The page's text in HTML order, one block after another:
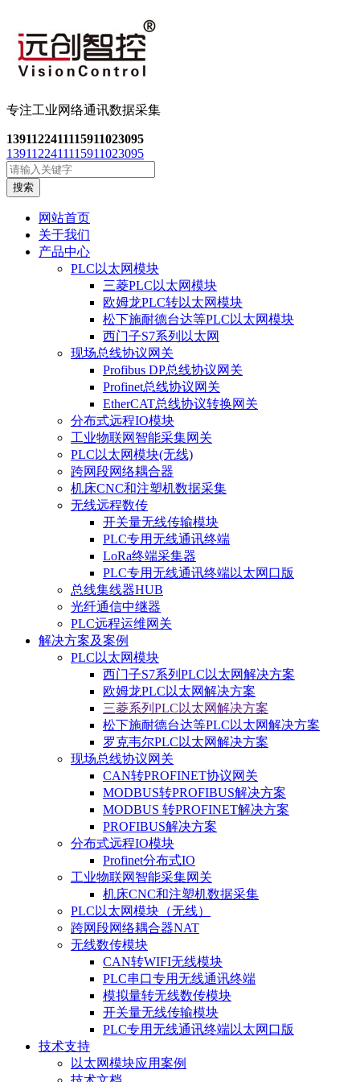
专注工业网络通讯数据采集
1391122411115911023095
1391122411115911023095
搜索
网站首页
关于我们
产品中心
PLC以太网模块
三菱PLC以太网模块
欧姆龙PLC转以太网模块
松下施耐德台达等PLC以太网模块
西门子S7系列以太网
现场总线协议网关
Profibus DP总线协议网关
Profinet总线协议网关
EtherCAT总线协议转换网关
分布式远程IO模块
工业物联网智能采集网关
PLC以太网模块(无线)
跨网段网络耦合器
机床CNC和注塑机数据采集
无线远程数传
开关量无线传输模块
PLC专用无线通讯终端
LoRa终端采集器
PLC专用无线通讯终端以太网口版
总线集线器HUB
光纤通信中继器
PLC远程运维网关
解决方案及案例
PLC以太网模块
西门子S7系列PLC以太网解决方案
欧姆龙PLC以太网解决方案
三菱系列PLC以太网解决方案
松下施耐德台达等PLC以太网解决方案
罗克韦尔PLC以太网解决方案
现场总线协议网关
CAN转PROFINET协议网关
MODBUS转PROFIBUS解决方案
MODBUS 转PROFINET解决方案
PROFIBUS解决方案
分布式远程IO模块
Profinet分布式IO
工业物联网智能采集网关
机床CNC和注塑机数据采集
PLC以太网模块（无线）
跨网段网络耦合器NAT
无线数传模块
CAN转WIFI无线模块
PLC串口专用无线通讯终端
模拟量转无线数传模块
开关量无线传输模块
PLC专用无线通讯终端以太网口版
技术支持
以太网模块应用案例